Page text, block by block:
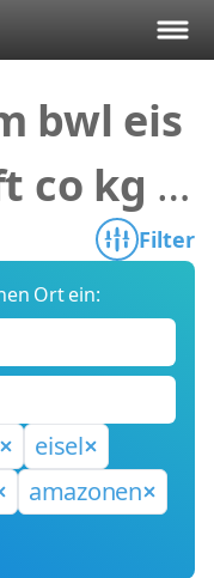
bwl eis
co kg a
&
Filter
Ort ein:
eisel
amazonen